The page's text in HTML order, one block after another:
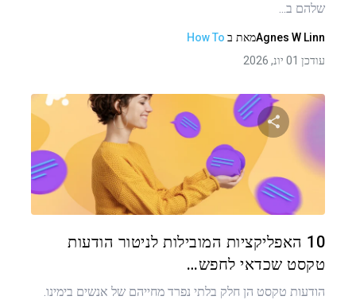
שלהם ב...
Agnes W Linnמאת ב How To
עודכן 01 יונ, 2026
שתף מאמר זה
10 האפליקציות המובילות לניטור הודעות
טקסט שכדאי לחפש…
הודעות טקסט הן חלק בלתי נפרד מחייהם של אנשים בימינו.
ניווט